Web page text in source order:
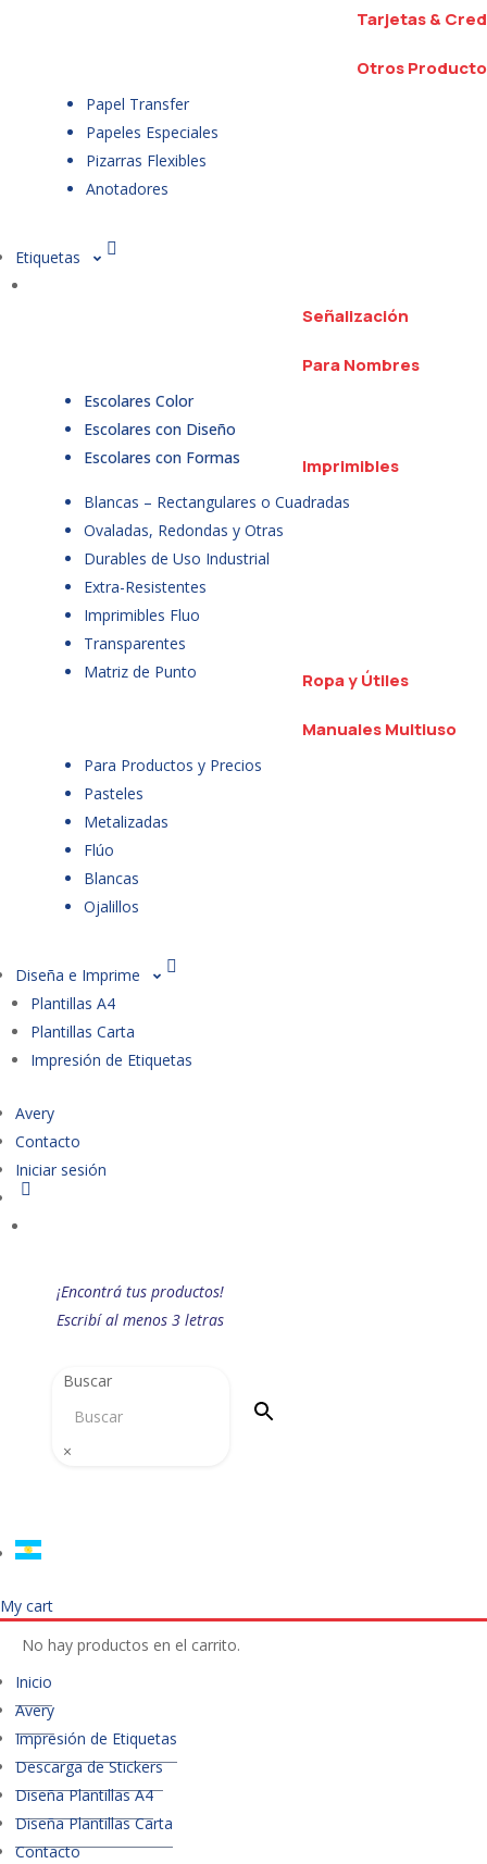
Tarjetas &
Otros
Papel Transfer
Papeles Especiales
Pizarras Flexibles
Anotadores
Etiquetas
Señalización
Para Nombres
Escolares Color
Escolares con Diseño
Escolares con Formas
Imprimibles
Blancas – Rectangulares o Cuadradas
Ovaladas, Redondas y Otras
Durables de Uso Industrial
Extra-Resistentes
Imprimibles Fluo
Transparentes
Matriz de Punto
Ropa y Útiles
Manuales Multiuso
Para Productos y Precios
Pasteles
Metalizadas
Flúo
Blancas
Ojalillos
Diseña e Imprime
Plantillas A4
Plantillas Carta
Impresión de Etiquetas
Avery
Contacto
Iniciar sesión
¡Encontrá tus productos!
Escribí al menos 3 letras
Buscar
×
My cart
No hay productos en el carrito.
Inicio
Avery
Impresión de Etiquetas
Descarga de Stickers
Diseña Plantillas A4
Diseña Plantillas Carta
Contacto